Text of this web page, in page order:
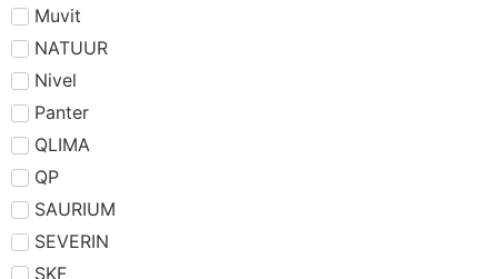
Muvit
NATUUR
Nivel
Panter
QLIMA
QP
SAURIUM
SEVERIN
SKF